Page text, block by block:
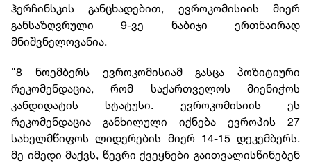
ჰერჩინსკის განცხადებით, ევროკომისიის მიერ
განსაზღვრული 9-ვე ნაბიჯი ერთნაირად
მნიშვნელოვანია.
"8 ნოემბერს ევროკომისიამ გასცა პოზიტიური
რეკომენდაცია, რომ საქართველოს მიენიჭოს
კანდიდატის სტატუსი. ევროკომისიის ეს
რეკომენდაცია განხილული იქნება ევროპის 27
სახელმწიფოს ლიდერების მიერ 14-15 დეკემბერს.
მე იმედი მაქვს, წევრი ქვეყნები გაითვალისწინებენ